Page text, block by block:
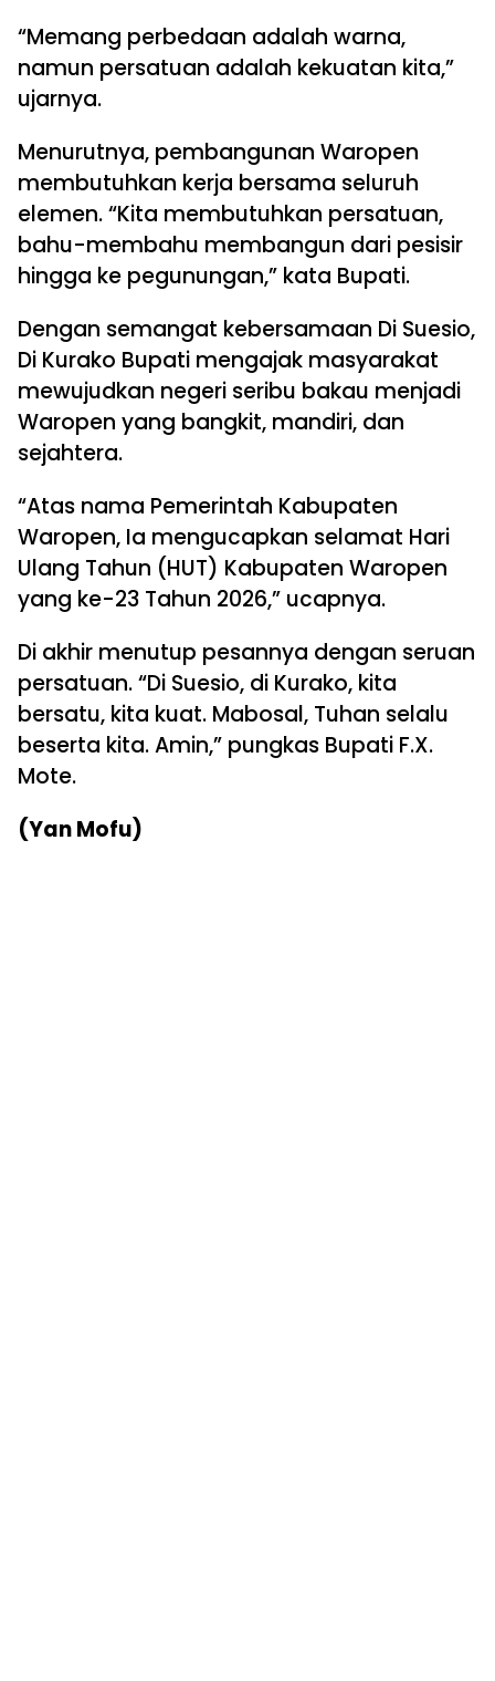
“Memang perbedaan adalah warna,
namun persatuan adalah kekuatan kita,”
ujarnya.
Menurutnya, pembangunan Waropen
membutuhkan kerja bersama seluruh
elemen. “Kita membutuhkan persatuan,
bahu-membahu membangun dari pesisir
hingga ke pegunungan,” kata Bupati.
Dengan semangat kebersamaan Di Suesio,
Di Kurako Bupati mengajak masyarakat
mewujudkan negeri seribu bakau menjadi
Waropen yang bangkit, mandiri, dan
sejahtera.
“Atas nama Pemerintah Kabupaten
Waropen, Ia mengucapkan selamat Hari
Ulang Tahun (HUT) Kabupaten Waropen
yang ke-23 Tahun 2026,” ucapnya.
Di akhir menutup pesannya dengan seruan
persatuan. “Di Suesio, di Kurako, kita
bersatu, kita kuat. Mabosal, Tuhan selalu
beserta kita. Amin,” pungkas Bupati F.X.
Mote.
(Yan Mofu)